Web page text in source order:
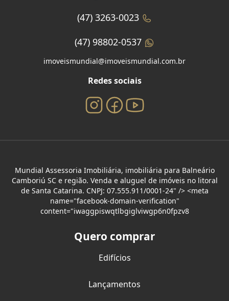
(47) 3263-0023
(47) 98802-0537
imoveismundial@imoveismundial.com.br
Redes sociais
Mundial Assessoria Imobiliária, imobiliária para Balneário
Camboriú SC e região. Venda e aluguel de imóveis no litoral
de Santa Catarina. CNPJ: 07.555.911/0001-24" /> <meta
name="facebook-domain-verification"
content="iwaggpiswqtlbgiglviwgp6n0fpzv8
Quero comprar
Edifícios
Lançamentos